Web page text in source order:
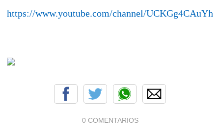
https://www.youtube.com/channel/
0 COMENTARIOS